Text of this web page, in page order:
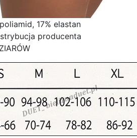
17% elastan
producenta